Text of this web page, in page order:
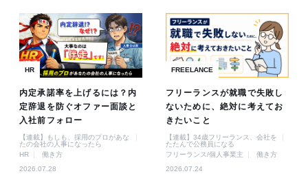
HR
内定承諾率を上げるには？内
定辞退を防ぐオファー面談と
入社前フォロー
【連載】もしも、採用のプロがあな
たの会社の人事になったら
HR
働き方
2026.07.28
FREELANCE
フリーランスが就職で失敗し
ないために、絶対に考えてお
きたいこと
【連載】34歳フリーランス、会社を
たたんで公務員になる
フリーランス/個人事業主
働き方
2026.07.24